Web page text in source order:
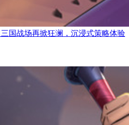
三国战场再掀狂澜，沉浸式策略体验